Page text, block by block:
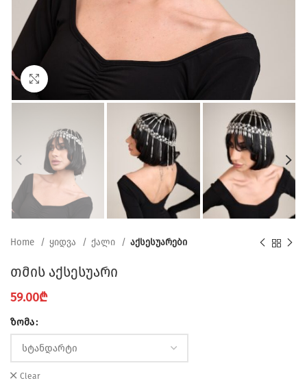
Click to enlarge
Home ყიდვა ქალი აქსესუარები
თმის აქსესუარი
59.00₾
ზომა
Clear